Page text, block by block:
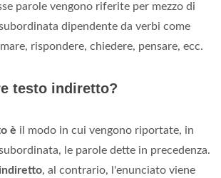
parole vengono riferite per mezzo di
dipendente da verbi come
rispondere, chiedere, pensare, ecc.
testo indiretto?
è il modo in cui vengono riportate, in
le parole dette in precedenza.
indiretto, al contrario, l'enunciato viene